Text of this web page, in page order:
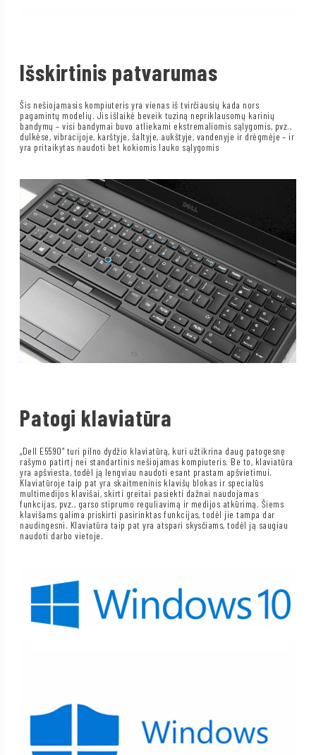
Išskirtinis patvarumas
Šis nešiojamasis kompiuteris yra vienas iš tvirčiausių kada nors
pagamintų modelių. Jis išlaikė beveik tuziną nepriklausomų karinių
bandymų – visi bandymai buvo atliekami ekstremaliomis sąlygomis, pvz.,
dulkėse, vibracijoje, karštyje, šaltyje, aukštyje, vandenyje ir drėgmėje – ir
yra pritaikytas naudoti bet kokiomis lauko sąlygomis
Patogi klaviatūra
„Dell E5590“ turi pilno dydžio klaviatūrą, kuri užtikrina daug patogesnę
rašymo patirtį nei standartinis nešiojamas kompiuteris. Be to, klaviatūra
yra apšviesta, todėl ją lengviau naudoti esant prastam apšvietimui.
Klaviatūroje taip pat yra skaitmeninis klavišų blokas ir specialūs
multimedijos klavišai, skirti greitai pasiekti dažnai naudojamas
funkcijas, pvz., garso stiprumo reguliavimą ir medijos atkūrimą. Šiems
klavišams galima priskirti pasirinktas funkcijas, todėl jie tampa dar
naudingesni. Klaviatūra taip pat yra atspari skysčiams, todėl ją saugiau
naudoti darbo vietoje.